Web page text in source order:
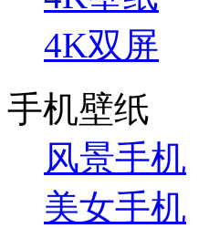
4K双屏
手机壁纸
风景手机
美女手机